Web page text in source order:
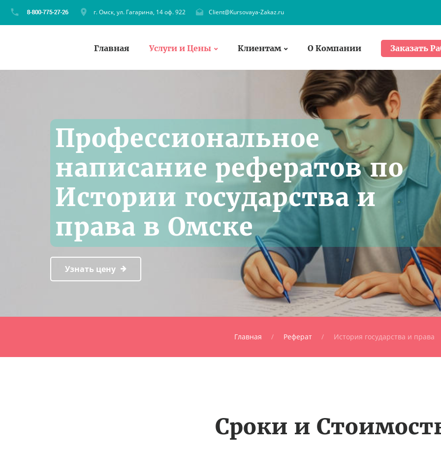
г. Омск, ул. Гагарина, 14 оф. 922 Client@Kursovaya-Zakaz.ru
Главная Услуги и Цены Клиентам О Компании Заказать
Профессиональное
написание рефератов по
Истории государства и
права в Омске
Узнать цену
Главная Реферат История государства и права
Сроки и